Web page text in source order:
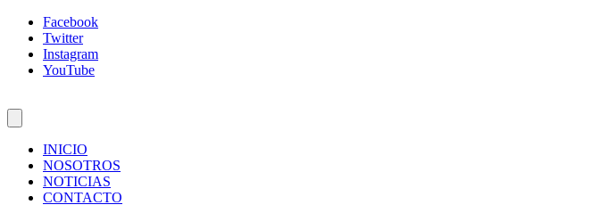
Facebook
Twitter
Instagram
YouTube
INICIO
NOSOTROS
NOTICIAS
CONTACTO